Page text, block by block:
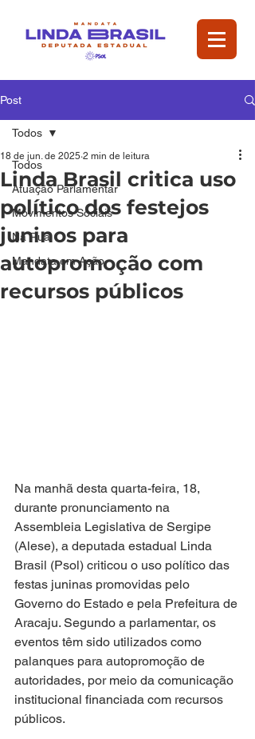
Post
Todos
Atuação Parlamentar
Movimentos Sociais
Na Rua
Mandata em Ação
Todos
Linda Brasil critica uso
político dos festejos
juninos para
autopromoção com
recursos públicos
18 de jun. de 2025 2 min de leitura
Na manhã desta quarta-feira, 18,
durante pronunciamento na
Assembleia Legislativa de Sergipe
(Alese), a deputada estadual Linda
Brasil (Psol) criticou o uso político das
festas juninas promovidas pelo
Governo do Estado e pela Prefeitura de
Aracaju. Segundo a parlamentar, os
eventos têm sido utilizados como
palanques para autopromoção de
autoridades, por meio da comunicação
institucional financiada com recursos
públicos.